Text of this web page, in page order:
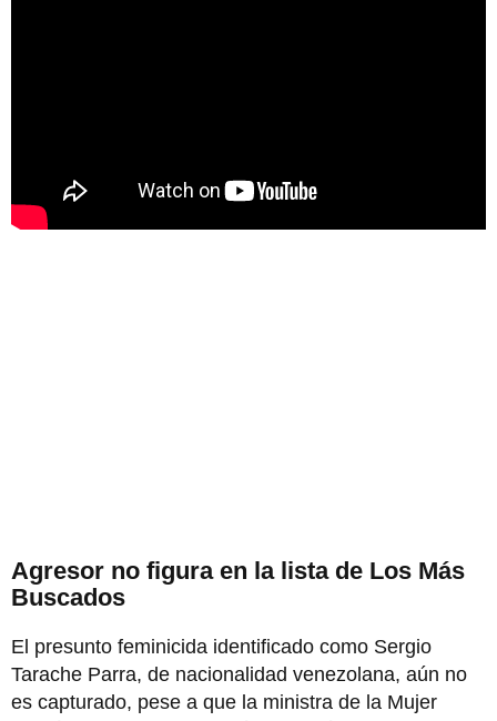
Agresor no figura en la lista de Los Más
Buscados
El presunto feminicida identificado como Sergio
Tarache Parra, de nacionalidad venezolana, aún no
es capturado, pese a que la ministra de la Mujer